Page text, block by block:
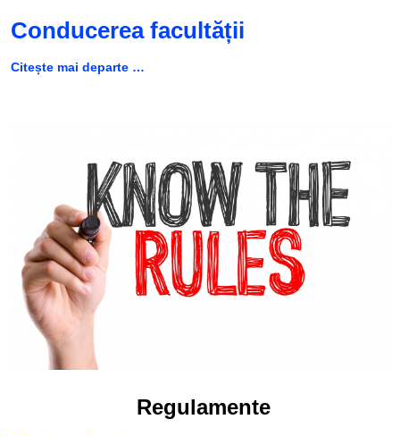
Conducerea facultății
Citește mai departe …
Regulamente